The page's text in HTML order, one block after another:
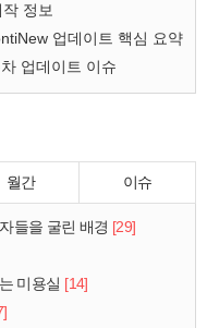
정보
업데이트 핵심 요약
업데이트 이슈
월간 이슈
들을 굴린 배경 [29]
미용실 [14]